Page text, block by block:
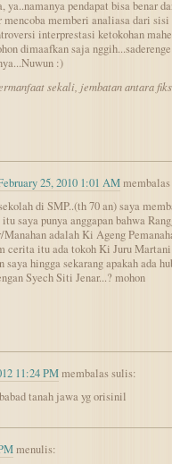
ya..namanya pendapat bisa benar
mencoba memberi analiasa dari sisi
interprestasi ketokohan
dimaafkan saja
:)
sekali, jembatan antara
25, 2010 1:01 AM
di SMP..(th 70 an) saya
saya punya anggapan bahwa
adalah Ki Ageng
cerita itu ada tokoh Ki Juru
hingga sekarang apakah ada
Syech Siti Jenar...? mohon
11:24 PMmembalas sulis:
tanah jawa yg orisinil
menulis: